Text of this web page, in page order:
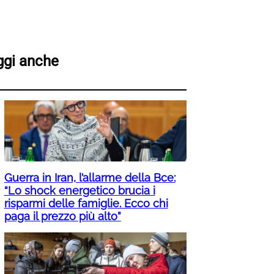
anche
Guerra in Iran, l’allarme della Bce:
“Lo shock energetico brucia i
risparmi delle famiglie. Ecco chi
paga il prezzo più alto”